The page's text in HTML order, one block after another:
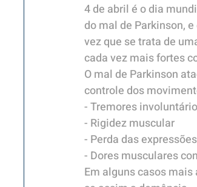
4 de abril é o dia
do mal de Parkinson,
vez que se trata de
cada vez mais fortes
O mal de Parkinson
controle dos
- Tremores
- Rigidez muscular
- Perda das
- Dores musculares
Em alguns casos